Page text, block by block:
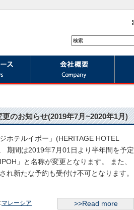
のお知らせ(2019年7月~2020年1月)
ホテルイポー」(HERITAGE HOTEL
期間は2019年7月01日より半年間を予定
」と名称が変更となります。 また、
れ新たな予約も受付け不可となります。
>>Read more
マレーシア